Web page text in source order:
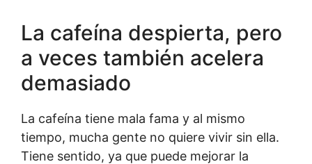
La cafeína despierta, pero
a veces también acelera
demasiado
La cafeína tiene mala fama y al mismo
tiempo, mucha gente no quiere vivir sin ella.
Tiene sentido, ya que puede mejorar la